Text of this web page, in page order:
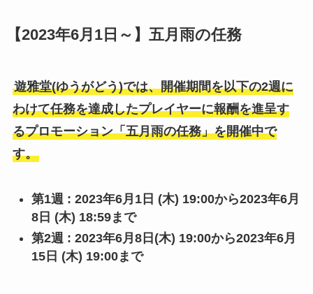
【2023年6月1日～】五月雨の任務
遊雅堂(ゆうがどう)では、開催期間を以下の2週に
わけて任務を達成したプレイヤーに報酬を進呈す
るプロモーション「五月雨の任務」を開催中で
す。
第1週 : 2023年6月1日 (木) 19:00から2023年6月
8日 (木) 18:59まで
第2週 : 2023年6月8日(木) 19:00から2023年6月
15日 (木) 19:00まで